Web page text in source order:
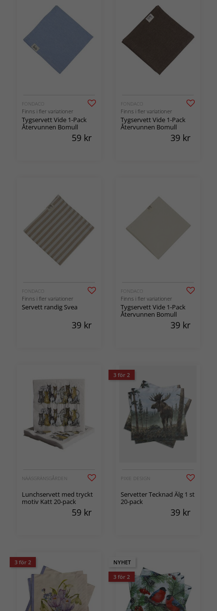
FONDACO
Finns i fler variationer
Tygservett Vide 1-Pack
Återvunnen Bomull
59 kr
FONDACO
Finns i fler variationer
Tygservett Vide 1-Pack
Återvunnen Bomull
39 kr
FONDACO
Finns i fler variationer
Servett randig Svea
39 kr
FONDACO
Finns i fler variationer
Tygservett Vide 1-Pack
Återvunnen Bomull
39 kr
NÄÄSGRÄNSGÅRDEN
Lunchservett med tryckt
motiv Katt 20-pack
59 kr
3 för 2
PIXIE DESIGN
Servetter Tecknad Älg 1 st
20-pack
39 kr
3 för 2
NYHET
3 för 2